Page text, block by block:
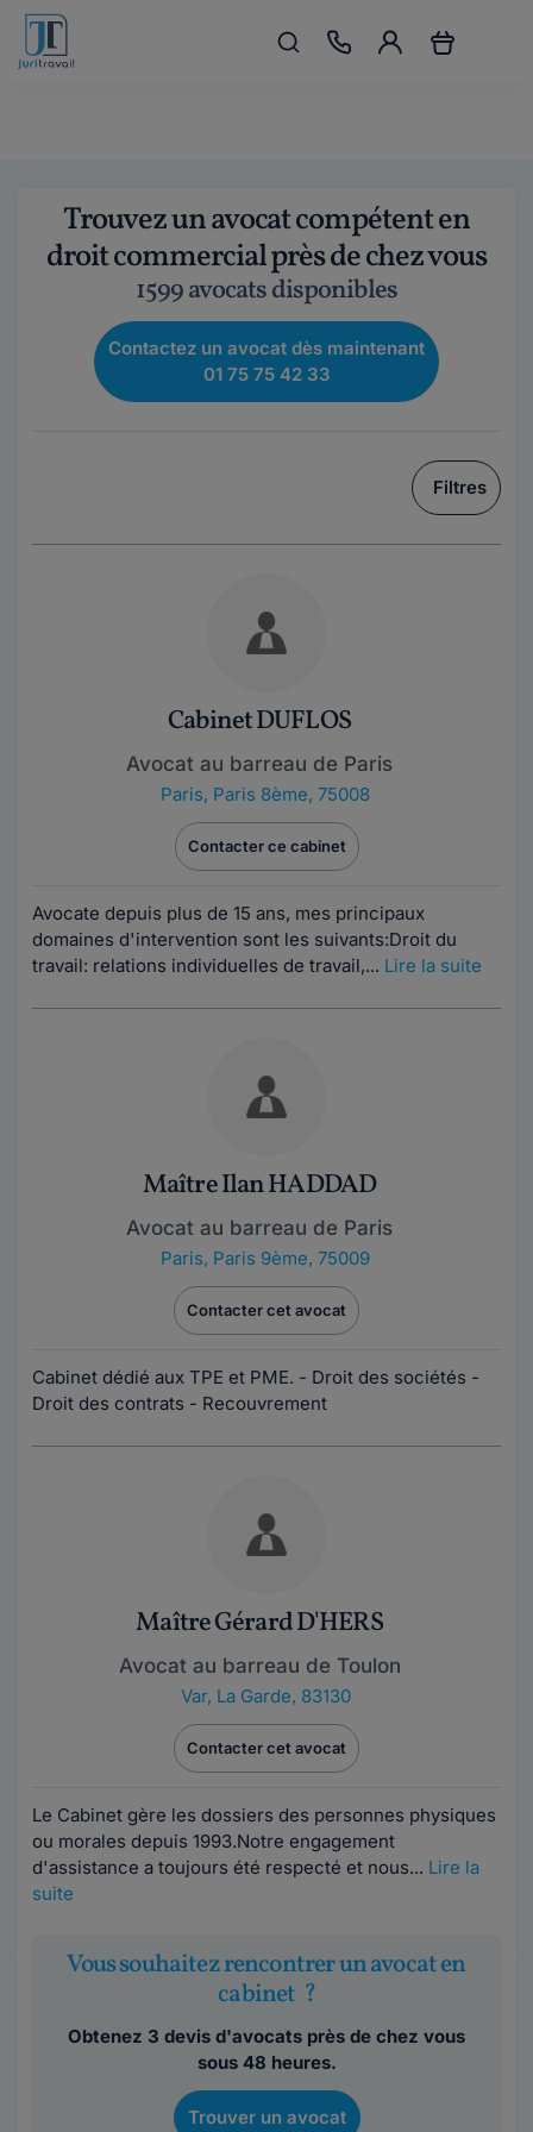
Trouvez un avocat compétent en
droit commercial près de chez vous
1599 avocats disponibles
Contactez un avocat dès maintenant
01 75 75 42 33
Filtres
Cabinet DUFLOS
Avocat au barreau de Paris
Paris, Paris 8ème, 75008
Contacter ce cabinet
Avocate depuis plus de 15 ans, mes principaux
domaines d'intervention sont les suivants:Droit du
travail: relations individuelles de travail,... Lire la suite
Maître Ilan HADDAD
Avocat au barreau de Paris
Paris, Paris 9ème, 75009
Contacter cet avocat
Cabinet dédié aux TPE et PME. - Droit des sociétés -
Droit des contrats - Recouvrement
Maître Gérard D'HERS
Avocat au barreau de Toulon
Var, La Garde, 83130
Contacter cet avocat
Le Cabinet gère les dossiers des personnes physiques
ou morales depuis 1993.Notre engagement
d'assistance a toujours été respecté et nous... Lire la
suite
Vous souhaitez rencontrer un avocat en
cabinet ?
Obtenez 3 devis d'avocats près de chez vous
sous 48 heures.
Trouver un avocat